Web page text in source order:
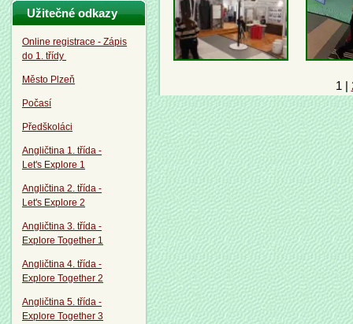
1 |
Užitečné odkazy
Online registrace - Zápis
do 1. třídy
Město Plzeň
Počasí
Předškoláci
Angličtina 1. třída -
Let's Explore 1
Angličtina 2. třída -
Let's Explore 2
Angličtina 3. třída -
Explore Together 1
Angličtina 4. třída -
Explore Together 2
Angličtina 5. třída -
Explore Together 3